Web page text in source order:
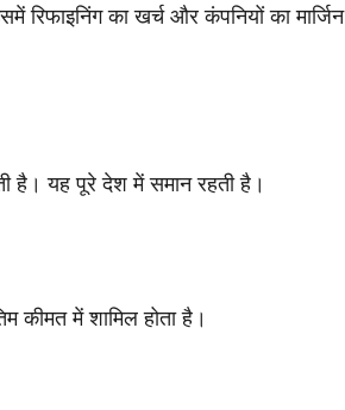
का खर्च और कंपनियों का मार्जिन
है। यह पूरे देश में समान रहती है।
कीमत में शामिल होता है।